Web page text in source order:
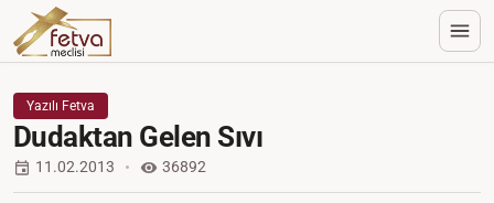
Yazılı Fetva
Dudaktan Gelen Sıvı
11.02.2013 36892